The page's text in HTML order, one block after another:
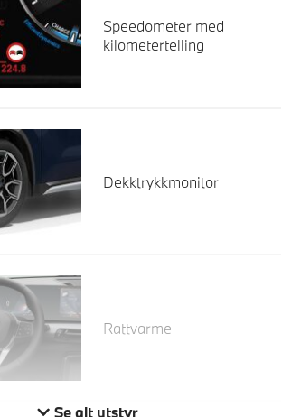
Speedometer med
kilometertelling
Dekktrykkmonitor
Rattvarme
Se alt utstyr